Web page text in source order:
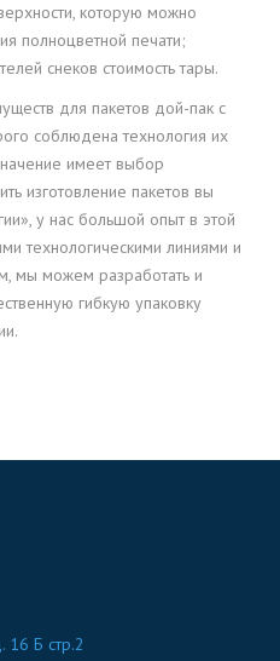
которую можно
полноцветной печати;
снеков стоимость тары.
для пакетов дой-пак с
соблюдена технология их
имеет выбор
изготовление пакетов вы
у нас большой опыт в этой
технологическими линиями и
мы можем разработать и
гибкую упаковку
16 Б стр.2